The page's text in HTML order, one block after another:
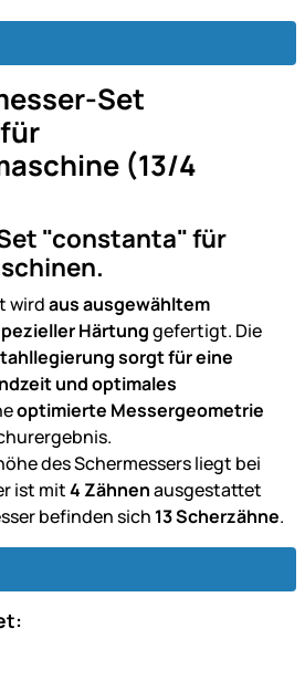
Set
(13/4
"constanta" für
wirdaus ausgewähltem
Härtunggefertigt. Die
sorgt für eine
und optimales
optimierte Messergeometrie
des Schermessers liegt bei
ist mit4 Zähnenausgestattet
befinden sich 13 Scherzähne.